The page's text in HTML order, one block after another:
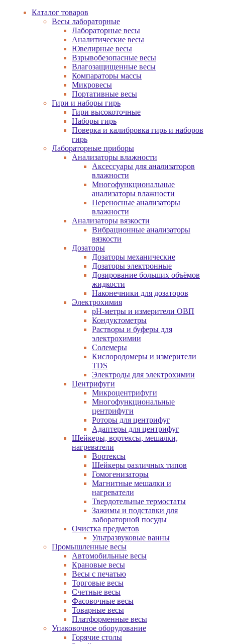
Каталог товаров
Весы лабораторные
Лабораторные весы
Аналитические весы
Ювелирные весы
Взрывобезопасные весы
Влагозащищенные весы
Компараторы массы
Микровесы
Портативные весы
Гири и наборы гирь
Гири высокоточные
Наборы гирь
Поверка и калибровка гирь и наборов
гирь
Лабораторные приборы
Анализаторы влажности
Аксессуары для анализаторов
влажности
Многофункциональные
анализаторы влажности
Переносные анализаторы
влажности
Анализаторы вязкости
Вибрационные анализаторы
вязкости
Дозаторы
Дозаторы механические
Дозаторы электронные
Дозирование больших объёмов
жидкости
Наконечники для дозаторов
Электрохимия
pH-метры и измерители ОВП
Кондуктометры
Растворы и буферы для
электрохимии
Солемеры
Кислородомеры и измерители
TDS
Электроды для электрохимии
Центрифуги
Микроцентрифуги
Многофункциональные
центрифуги
Роторы для центрифуг
Адаптеры для центрифуг
Шейкеры, вортексы, мешалки,
нагреватели
Вортексы
Шейкеры различных типов
Гомогенизаторы
Магнитные мешалки и
нагреватели
Твердотельные термостаты
Зажимы и подставки для
лабораторной посуды
Очистка предметов
Ультразвуковые ванны
Промышленные весы
Автомобильные весы
Крановые весы
Весы с печатью
Торговые весы
Счетные весы
Фасовочные весы
Товарные весы
Платформенные весы
Упаковочное оборудование
Горячие столы